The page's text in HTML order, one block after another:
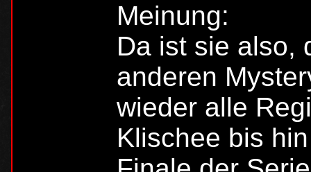
Meinung:
Da ist sie also,
anderen
wieder alle
Klischee bis